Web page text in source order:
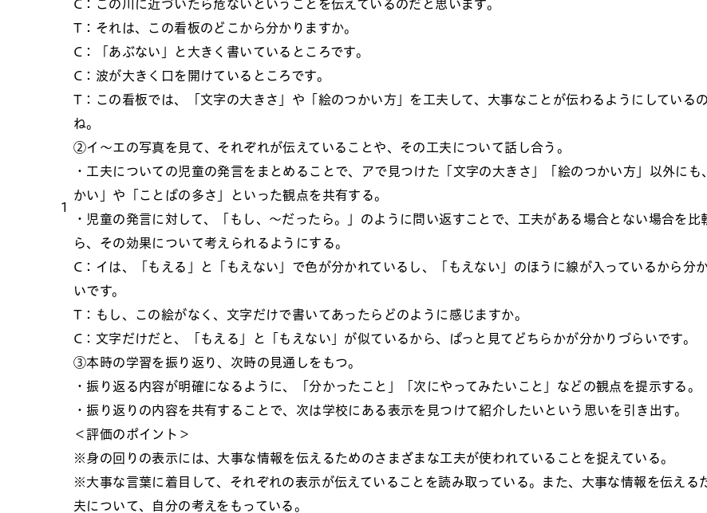
1
C：この川に近づいたら危ないということを伝えているのだと思います。
T：それは、この看板のどこから分かりますか。
C：「あぶない」と大きく書いているところです。
C：波が大きく口を開けているところです。
T：この看板では、「文字の大きさ」や「絵のつかい方」を工夫して、大事なことが伝わるようにしている
ね。
②イ～エの写真を見て、それぞれが伝えていることや、その工夫について話し合う。
・工夫についての児童の発言をまとめることで、アで見つけた「文字の大きさ」「絵のつかい方」以外にも
かい」や「ことばの多さ」といった観点を共有する。
・児童の発言に対して、「もし、～だったら。」のように問い返すことで、工夫がある場合とない場合を比
ら、その効果について考えられるようにする。
C：イは、「もえる」と「もえない」で色が分かれているし、「もえない」のほうに線が入っているから分
いです。
T：もし、この絵がなく、文字だけで書いてあったらどのように感じますか。
C：文字だけだと、「もえる」と「もえない」が似ているから、ぱっと見てどちらかが分かりづらいです。
③本時の学習を振り返り、次時の見通しをもつ。
・振り返る内容が明確になるように、「分かったこと」「次にやってみたいこと」などの観点を提示する。
・振り返りの内容を共有することで、次は学校にある表示を見つけて紹介したいという思いを引き出す。
＜評価のポイント＞
※身の回りの表示には、大事な情報を伝えるためのさまざまな工夫が使われていることを捉えている。
※大事な言葉に着目して、それぞれの表示が伝えていることを読み取っている。また、大事な情報を伝える
夫について、自分の考えをもっている。